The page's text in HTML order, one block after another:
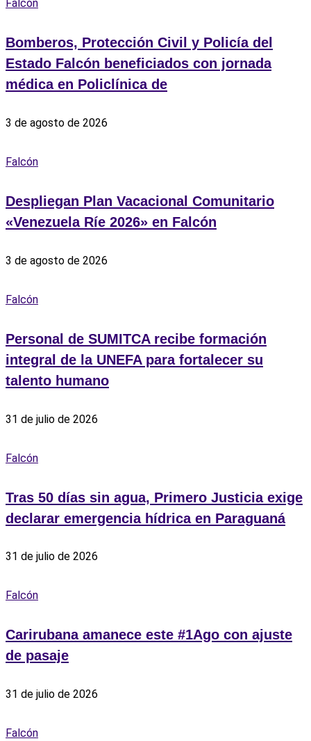
Falcón
Bomberos, Protección Civil y Policía del
Estado Falcón beneficiados con jornada
médica en Policlínica de
3 de agosto de 2026
Falcón
Despliegan Plan Vacacional Comunitario
«Venezuela Ríe 2026» en Falcón
3 de agosto de 2026
Falcón
Personal de SUMITCA recibe formación
integral de la UNEFA para fortalecer su
talento humano
31 de julio de 2026
Falcón
Tras 50 días sin agua, Primero Justicia exige
declarar emergencia hídrica en Paraguaná
31 de julio de 2026
Falcón
‎Carirubana amanece este #1Ago con ajuste
de pasaje
31 de julio de 2026
Falcón